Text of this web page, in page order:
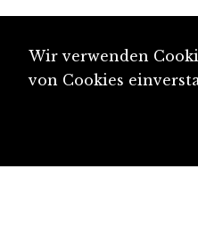
Wir verwenden
von Cookies